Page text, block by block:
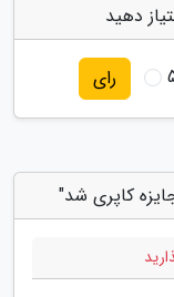
دهید
رای
کاپری شد"